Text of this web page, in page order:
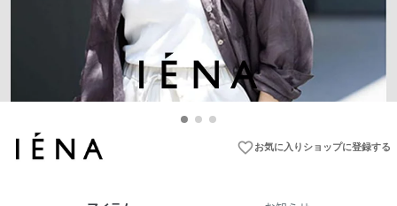
favorite_borderお気に入りショップに登録する